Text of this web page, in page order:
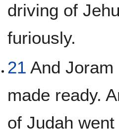
driving of
furiously.
21 And Joram
made ready.
of Judah